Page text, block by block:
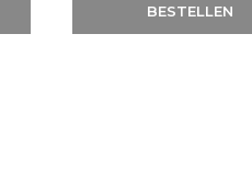
BESTELLEN